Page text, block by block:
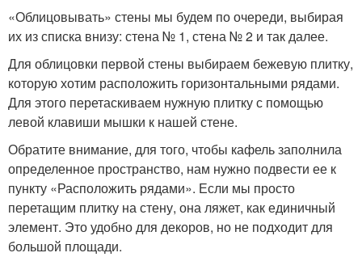
«Облицовывать» стены мы будем по очереди, выбирая
их из списка внизу: стена № 1, стена № 2 и так далее.
Для облицовки первой стены выбираем бежевую плитку,
которую хотим расположить горизонтальными рядами.
Для этого перетаскиваем нужную плитку с помощью
левой клавиши мышки к нашей стене.
Обратите внимание, для того, чтобы кафель заполнила
определенное пространство, нам нужно подвести ее к
пункту «Расположить рядами». Если мы просто
перетащим плитку на стену, она ляжет, как единичный
элемент. Это удобно для декоров, но не подходит для
большой площади.